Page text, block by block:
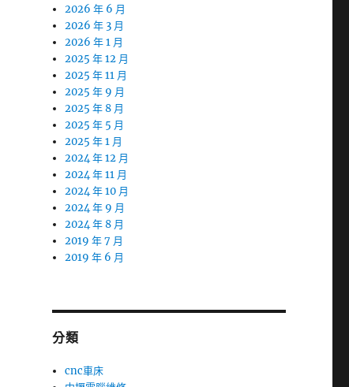
2026 年 6 月
2026 年 3 月
2026 年 1 月
2025 年 12 月
2025 年 11 月
2025 年 9 月
2025 年 8 月
2025 年 5 月
2025 年 1 月
2024 年 12 月
2024 年 11 月
2024 年 10 月
2024 年 9 月
2024 年 8 月
2019 年 7 月
2019 年 6 月
分類
cnc車床